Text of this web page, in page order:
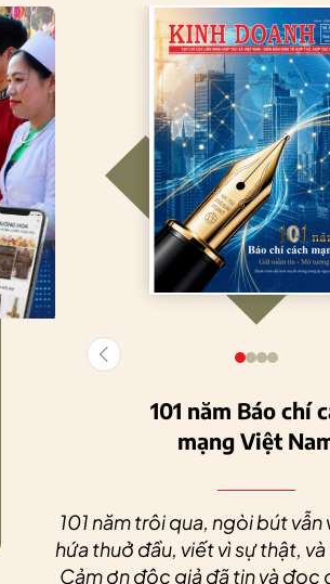
lực cho nông
nghiệp bền vững
101 năm Báo chí
mạng Việt
101 năm trôi qua, ngòi bút
hứa thuở đầu, viết vì sự thật,
Cảm ơn độc giả đã tin và đọc